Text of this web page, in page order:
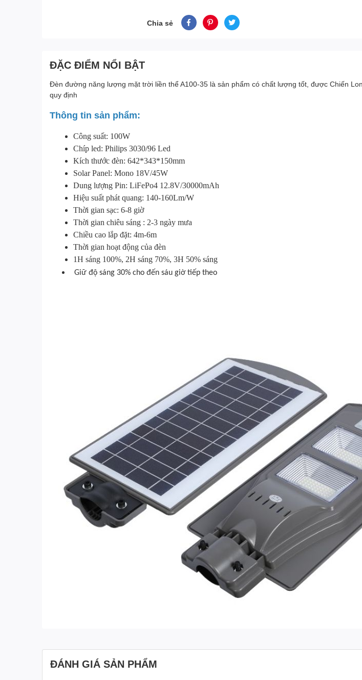
Chia sẻ
ĐẶC ĐIỂM NỔI BẬT
Đèn đường năng lượng mặt trời liền thể A100-35 là sản phẩm có chất lượng tốt, được Chiến
quy định
Thông tin sản phẩm:
Công suất: 100W
Chíp led: Philips 3030/96 Led
Kích thước đèn: 642*343*150mm
Solar Panel: Mono 18V/45W
Dung lượng Pin: LiFePo4 12.8V/30000mAh
Hiệu suất phát quang: 140-160Lm/W
Thời gian sạc: 6-8 giờ
Thời gian chiêu sáng : 2-3 ngày mưa
Chiều cao lắp đặt: 4m-6m
Thời gian hoạt động của đèn
1H sáng 100%, 2H sáng 70%, 3H 50% sáng
Giữ độ sáng 30% cho đến sáu giờ tiếp theo
ĐÁNH GIÁ SẢN PHẨM